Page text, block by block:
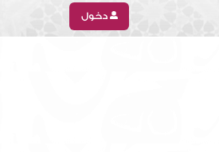
دخول